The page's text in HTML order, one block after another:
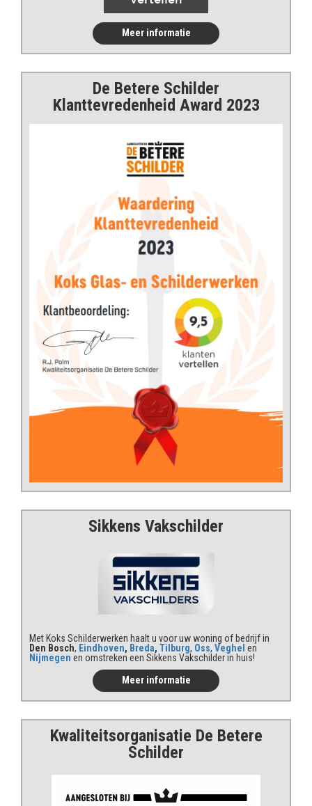
Meer informatie
De Betere Schilder
Klanttevredenheid Award 2023
Sikkens Vakschilder
Met Koks Schilderwerken haalt u voor uw woning of bedrijf in
Den Bosch, Eindhoven, Breda, Tilburg, Oss, Veghel en
Nijmegen en omstreken een Sikkens Vakschilder in huis!
Meer informatie
Kwaliteitsorganisatie De Betere
Schilder